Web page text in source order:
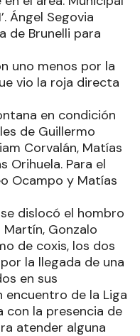
Ángel Segovia
de Brunelli para
uno menos por la
vio la roja directa
en condición
de Guillermo
Corvalán, Matías
Orihuela. Para el
Ocampo y Matías
dislocó el hombro
Gonzalo
de coxis, los dos
la llegada de una
en sus
de la Liga
con la presencia de
atender alguna